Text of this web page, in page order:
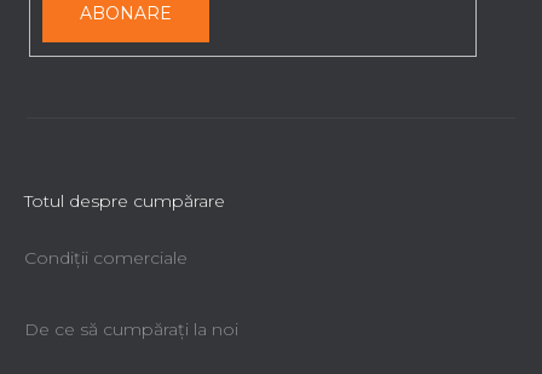
ABONARE
Totul despre cumpărare
Condiții comerciale
De ce să cumpăraţi la noi